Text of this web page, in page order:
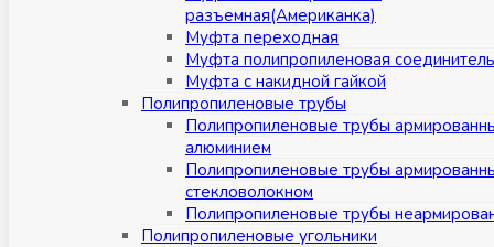
разъемная(Американка)
Муфта переходная
Муфта полипропиленовая
Муфта с накидной гайкой
Полипропиленовые трубы
Полипропиленовые трубы
алюминием
Полипропиленовые трубы
стекловолокном
Полипропиленовые трубы
Полипропиленовые угольники